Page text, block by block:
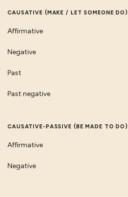
CAUSATIVE (MAKE / LET SOMEONE DO)
Affirmative
Negative
Past
Past negative
CAUSATIVE-PASSIVE (BE MADE TO DO)
Affirmative
Negative